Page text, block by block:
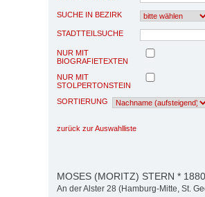
SUCHE IN BEZIRK
STADTTEILSUCHE
NUR MIT
BIOGRAFIETEXTEN
NUR MIT
STOLPERTONSTEIN
SORTIERUNG
zurück zur Auswahlliste
MOSES (MORITZ) STERN * 1880
An der Alster 28 (Hamburg-Mitte, St.